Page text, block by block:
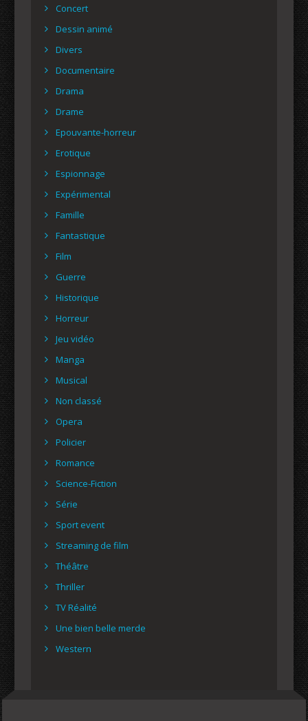
Concert
Dessin animé
Divers
Documentaire
Drama
Drame
Epouvante-horreur
Erotique
Espionnage
Expérimental
Famille
Fantastique
Film
Guerre
Historique
Horreur
Jeu vidéo
Manga
Musical
Non classé
Opera
Policier
Romance
Science-Fiction
Série
Sport event
Streaming de film
Théâtre
Thriller
TV Réalité
Une bien belle merde
Western